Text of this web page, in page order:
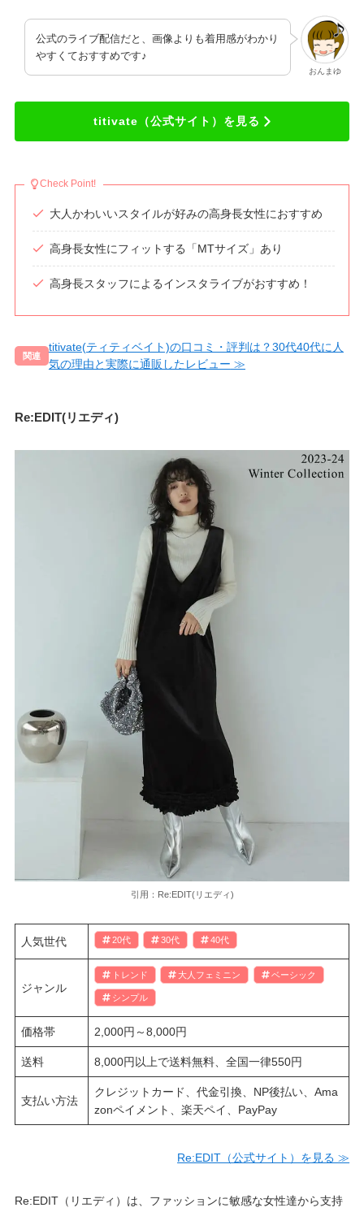
おんまゆ
公式のライブ配信だと、画像よりも着用感がわかり
やすくておすすめです♪
titivate（公式サイト）を見る
Check Point!
大人かわいいスタイルが好みの高身長女性におすすめ
高身長女性にフィットする「MTサイズ」あり
高身長スタッフによるインスタライブがおすすめ！
titivate(ティティベイト)の口コミ・評判は？30代40代に人
気の理由と実際に通販したレビュー
Re:EDIT(リエディ)
引用：Re:EDIT(リエディ)
人気世代 20代 30代 40代
ジャンル
トレンド 大人フェミニン ベーシック
シンプル
価格帯 2,000円～8,000円
送料 8,000円以上で送料無料、全国一律550円
支払い方法
クレジットカード、代金引換、NP後払い、Ama
zonペイメント、楽天ペイ、PayPay
Re:EDIT（公式サイト）を見る ≫
Re:EDIT（リエディ）は、ファッションに敏感な女性達から支持